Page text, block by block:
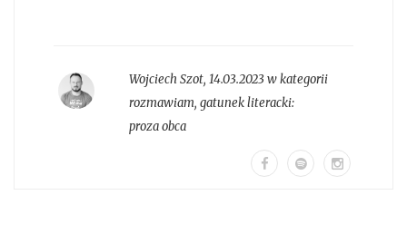
Wojciech Szot, 14.03.2023 w kategorii
rozmawiam, gatunek literacki:
proza obca